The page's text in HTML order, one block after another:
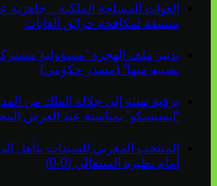
القوات المسلحة الملكية .. جاهزية
منسقة لمكافحة حرائق الغابات
تدبير ملف الهجرة “مسؤولية
نصيبه منها” (مصدر حكومي)
برقية تهنئة إلى جلالة الملك من
“إيسيسكو” بمناسبة عيد العرش
المنتخب المغربي للسيدات يتأهل
أمام نظيره السنغالي (0-0)